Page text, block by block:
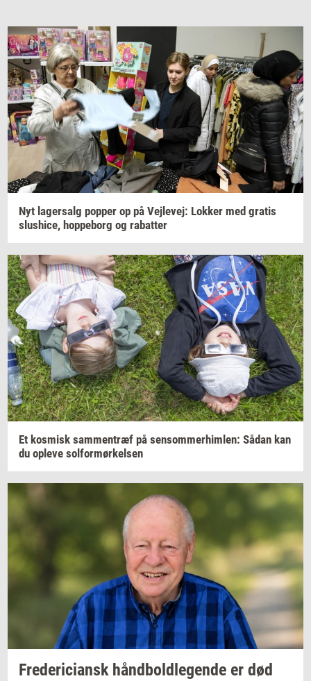
Nyt la­ger­salg pop­per op på Vej­le­vej: Lok­ker med gra­tis
slus­hi­ce, hop­pe­borg og ra­bat­ter
Et kos­misk sam­men­træf på sen­som­mer­him­len: Sådan kan
du op­le­ve sol­for­mør­kel­sen
Fre­de­ri­ci­ansk hånd­bold­le­gen­de er død